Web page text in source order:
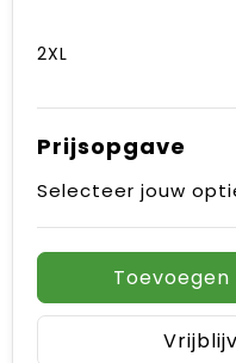
2XL
Prijsopgave
Selecteer jouw